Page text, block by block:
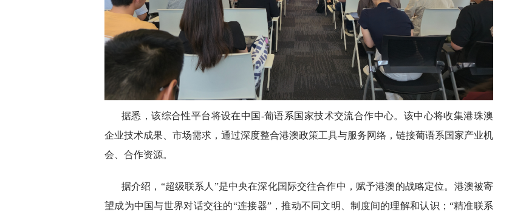
据悉，该综合性平台将设在中国-葡语系国家技术交流合作中心。该中心将收集港珠澳
企业技术成果、市场需求，通过深度整合港澳政策工具与服务网络，链接葡语系国家产业机
会、合作资源。
据介绍，“超级联系人”是中央在深化国际交往合作中，赋予港澳的战略定位。港澳被寄
望成为中国与世界对话交往的“连接器”，推动不同文明、制度间的理解和认识；“精准联系